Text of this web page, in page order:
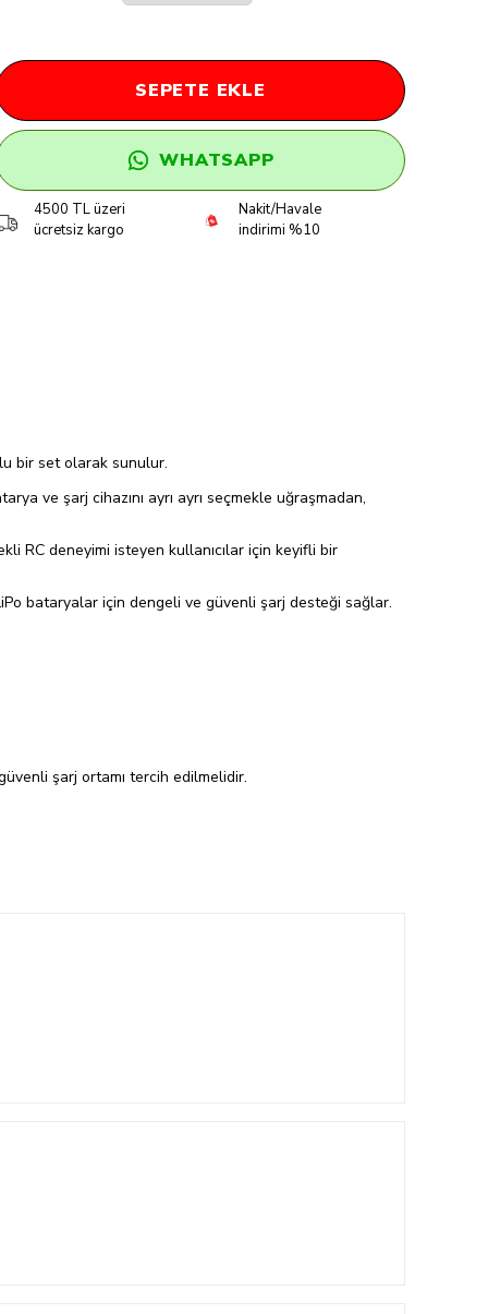
SEPETE EKLE
WHATSAPP
4500 TL üzeri
ücretsiz kargo
Nakit/Havale
indirimi %10
bir set olarak sunulur.
ve şarj cihazını ayrı ayrı seçmekle uğraşmadan,
RC deneyimi isteyen kullanıcılar için keyifli bir
bataryalar için dengeli ve güvenli şarj desteği sağlar.
şarj ortamı tercih edilmelidir.